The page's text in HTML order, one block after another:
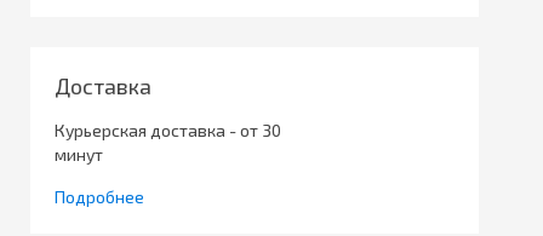
Доставка
Курьерская доставка - от 30
минут
Подробнее